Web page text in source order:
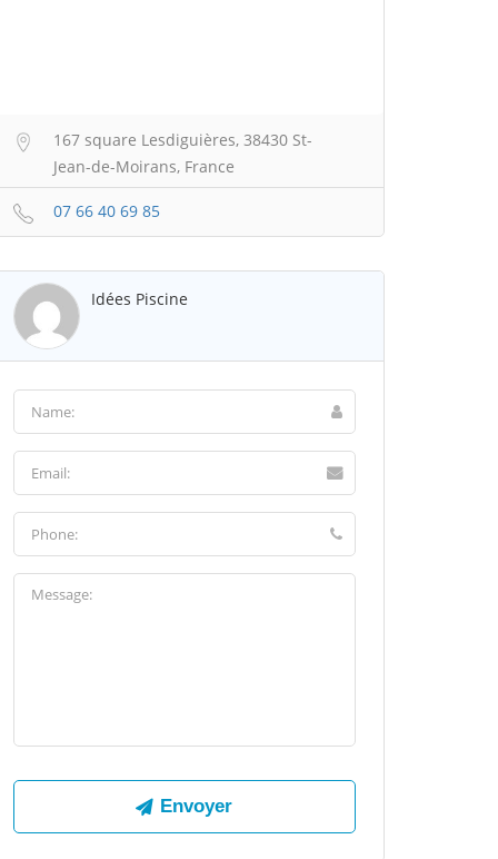
167 square Lesdiguières, 38430 St-
Jean-de-Moirans, France
07 66 40 69 85
Idées Piscine